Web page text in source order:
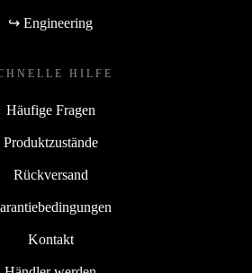
↪ Engineering
HILFE
Häufige Fragen
Produktzustände
Rückversand
Kontakt